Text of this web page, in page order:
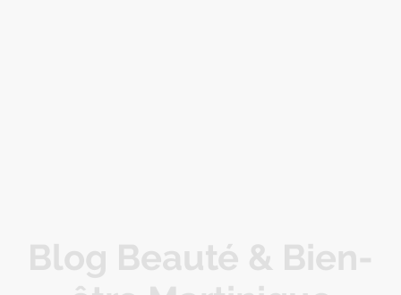
Blog Beauté & Bien-